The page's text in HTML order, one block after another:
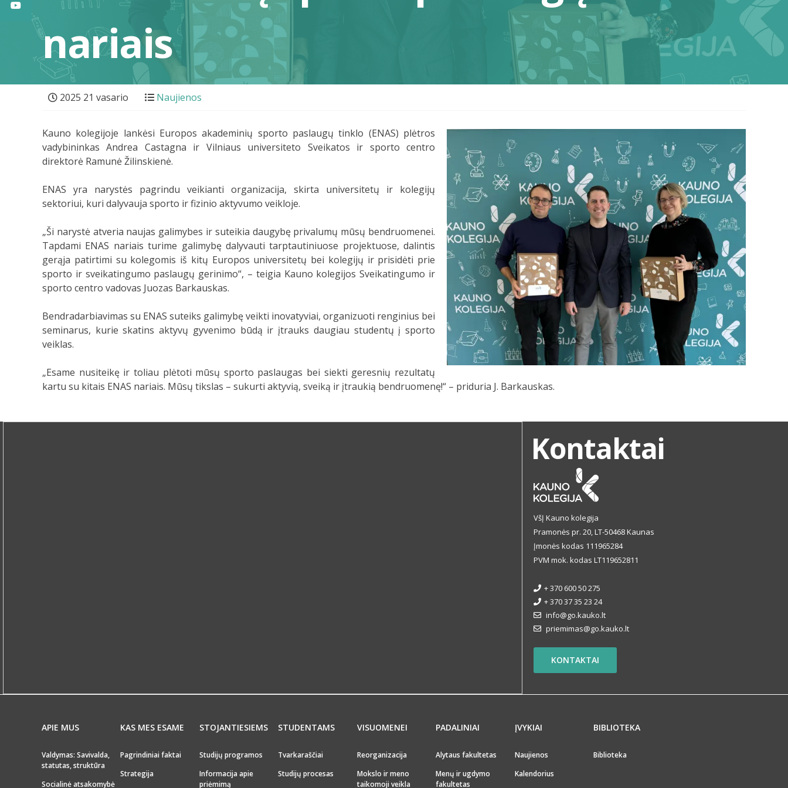
nariais
2025 21 vasario Naujienos
Kauno kolegijoje lankėsi Europos akademinių sporto paslaugų tinklo (ENAS) plėtros
vadybininkas Andrea Castagna ir Vilniaus universiteto Sveikatos ir sporto centro
direktorė Ramunė Žilinskienė.
ENAS yra narystės pagrindu veikianti organizacija, skirta universitetų ir kolegijų
sektoriui, kuri dalyvauja sporto ir fizinio aktyvumo veikloje.
„Ši narystė atveria naujas galimybes ir suteikia daugybę privalumų mūsų bendruomenei.
Tapdami ENAS nariais turime galimybę dalyvauti tarptautiniuose projektuose, dalintis
gerąja patirtimi su kolegomis iš kitų Europos universitetų bei kolegijų ir prisidėti prie
sporto ir sveikatingumo paslaugų gerinimo“, – teigia Kauno kolegijos Sveikatingumo ir
sporto centro vadovas Juozas Barkauskas.
Bendradarbiavimas su ENAS suteiks galimybę veikti inovatyviai, organizuoti renginius bei
seminarus, kurie skatins aktyvų gyvenimo būdą ir įtrauks daugiau studentų į sporto
veiklas.
„Esame nusiteikę ir toliau plėtoti mūsų sporto paslaugas bei siekti geresnių rezultatų
kartu su kitais ENAS nariais. Mūsų tikslas – sukurti aktyvią, sveiką ir įtraukią bendruomenę!“ – priduria J. Barkauskas.
Kontaktai
VšĮ Kauno kolegija
Pramonės pr. 20, LT-50468 Kaunas
Įmonės kodas 111965284
PVM mok. kodas LT119652811
+ 370 600 50 275
+ 370 37 35 23 24
info@go.kauko.lt
priemimas@go.kauko.lt
KONTAKTAI
APIE MUS
Valdymas: Savivalda,
statutas, struktūra
Socialinė atsakomybė
KAS MES ESAME
Pagrindiniai faktai
Strategija
STOJANTIESIEMS
Studijų programos
Informacija apie
priėmimą
STUDENTAMS
Tvarkaraščiai
Studijų procesas
VISUOMENEI
Reorganizacija
Mokslo ir meno
taikomoji veikla
PADALINIAI
Alytaus fakultetas
Menų ir ugdymo
fakultetas
ĮVYKIAI
Naujienos
Kalendorius
BIBLIOTEKA
Biblioteka